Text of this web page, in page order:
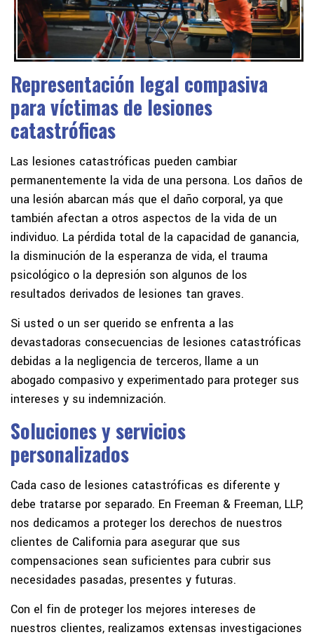
Representación legal compasiva
para víctimas de lesiones
catastróficas
Las lesiones catastróficas pueden cambiar
permanentemente la vida de una persona. Los daños de
una lesión abarcan más que el daño corporal, ya que
también afectan a otros aspectos de la vida de un
individuo. La pérdida total de la capacidad de ganancia,
la disminución de la esperanza de vida, el trauma
psicológico o la depresión son algunos de los
resultados derivados de lesiones tan graves.
Si usted o un ser querido se enfrenta a las
devastadoras consecuencias de lesiones catastróficas
debidas a la negligencia de terceros, llame a un
abogado compasivo y experimentado para proteger sus
intereses y su indemnización.
Soluciones y servicios
personalizados
Cada caso de lesiones catastróficas es diferente y
debe tratarse por separado. En Freeman & Freeman, LLP,
nos dedicamos a proteger los derechos de nuestros
clientes de California para asegurar que sus
compensaciones sean suficientes para cubrir sus
necesidades pasadas, presentes y futuras.
Con el fin de proteger los mejores intereses de
nuestros clientes, realizamos extensas investigaciones